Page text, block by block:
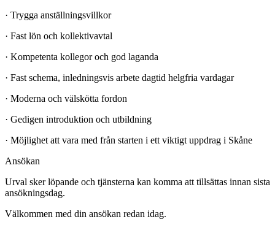
· Trygga anställningsvillkor
· Fast lön och kollektivavtal
· Kompetenta kollegor och god laganda
· Fast schema, inledningsvis arbete dagtid helgfria vardagar
· Moderna och välskötta fordon
· Gedigen introduktion och utbildning
· Möjlighet att vara med från starten i ett viktigt uppdrag i Skåne
Ansökan
Urval sker löpande och tjänsterna kan komma att tillsättas innan sista
ansökningsdag.
Välkommen med din ansökan redan idag.